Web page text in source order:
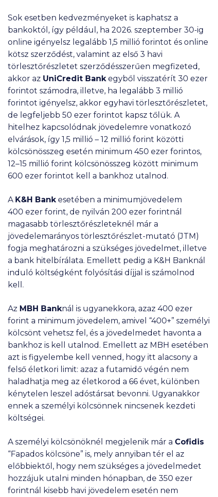
Sok esetben kedvezményeket is kaphatsz a
bankoktól, így például, ha 2026. szeptember 30-ig
online igényelsz legalább 1,5 millió forintot és online
kötsz szerződést, valamint az első 3 havi
törlesztőrészletet szerződésszerűen megfizeted,
akkor az UniCredit Bankegyből visszatérít 30 ezer
forintot számodra, illetve, ha legalább 3 millió
forintot igényelsz, akkor egyhavi törlesztőrészletet,
de legfeljebb 50 ezer forintot kapsz tőlük. A
hitelhez kapcsolódnak jövedelemre vonatkozó
elvárások, így 1,5 millió – 12 millió forint közötti
kölcsönösszeg esetén minimum 450 ezer forintos,
12–15 millió forint kölcsönösszeg között minimum
600 ezer forintot kell a bankhoz utalnod.
A K&H Bankesetében a minimumjövedelem
400 ezer forint, de nyilván 200 ezer forintnál
magasabb törlesztőrészleteknél már a
jövedelemarányos törlesztőrészlet-mutató (JTM)
fogja meghatározni a szükséges jövedelmet, illetve
a bank hitelbírálata. Emellett pedig a K&H Banknál
induló költségként folyósítási díjjal is számolnod
kell.
Az MBH Banknál is ugyanekkora, azaz 400 ezer
forint a minimum jövedelem, amivel “400+” személyi
kölcsönt vehetsz fel, és a jövedelmedet havonta a
bankhoz is kell utalnod. Emellett az MBH esetében
azt is figyelembe kell venned, hogy itt alacsony a
felső életkori limit: azaz a futamidő végén nem
haladhatja meg az életkorod a 66 évet, különben
kénytelen leszel adóstársat bevonni. Ugyanakkor
ennek a személyi kölcsönnek nincsenek kezdeti
költségei.
A személyi kölcsönöknél megjelenik már a Cofidis
“Fapados kölcsöne” is, mely annyiban tér el az
előbbiektől, hogy nem szükséges a jövedelmedet
hozzájuk utalni minden hónapban, de 350 ezer
forintnál kisebb havi jövedelem esetén nem